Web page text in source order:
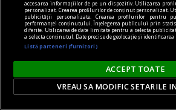
accesarea informațiilor de pe un dispozitiv. Utilizarea
personalizat. Crearea profilurilor de conținut personalizat.
publicității personalizate. Crearea profilurilor pentru
performanței conținutului. Înțelegerea publicului prin
diferite. Utilizarea de date limitate pentru a selecta
a selecta conținutul. Date precise de geolocație și
Listă parteneri (furnizori)
ACCEPT TOATE
VREAU SA MODIFIC SETARILE